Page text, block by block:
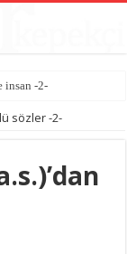
insan -2-
sözler -2-